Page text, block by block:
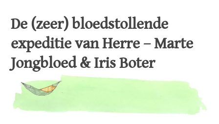
De (zeer) bloedstollende
expeditie van Herre – Marte
Jongbloed & Iris Boter